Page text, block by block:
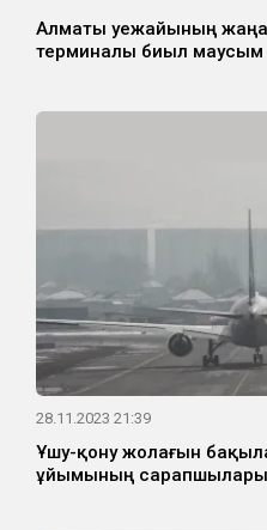
Алматы әуежайының
терминалы биыл
28.11.2023 21:39
Ұшу-қону жолағын
ұйымының сарапшылары